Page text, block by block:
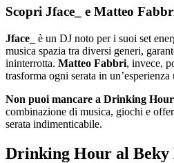
Scopri Jface_ e Matteo
Jface_
è un DJ noto per i suoi set
musica spazia tra diversi generi,
ininterrotta. Matteo Fabbri, invece,
trasforma ogni serata in un’esperienza
Non puoi mancare a Drinking
combinazione di musica, giochi e
serata indimenticabile.
Drinking Hour al Beky